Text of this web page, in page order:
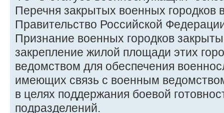
Перечня закрытых военных городков
Правительство Российской
Признание военных городков
закрепление жилой площади этих
ведомством для обеспечения
имеющих связь с военным
в целях поддержания боевой
подразделений.